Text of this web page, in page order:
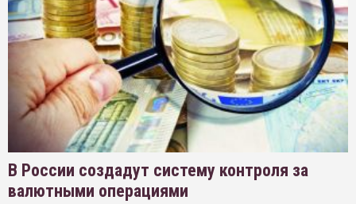
В России создадут систему контроля за
валютными операциями